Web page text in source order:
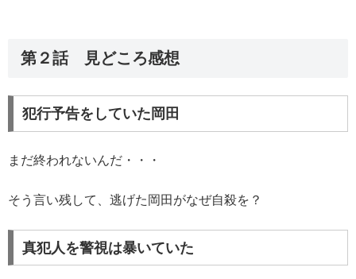
第２話 見どころ感想
犯行予告をしていた岡田
まだ終われないんだ・・・
そう言い残して、逃げた岡田がなぜ自殺を？
真犯人を警視は暴いていた